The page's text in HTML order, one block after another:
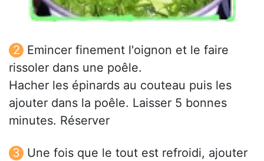
Emincer finement l'oignon et le faire
rissoler dans une poêle.
Hacher les épinards au couteau puis les
ajouter dans la poêle. Laisser 5 bonnes
minutes. Réserver
Une fois que le tout est refroidi, ajouter